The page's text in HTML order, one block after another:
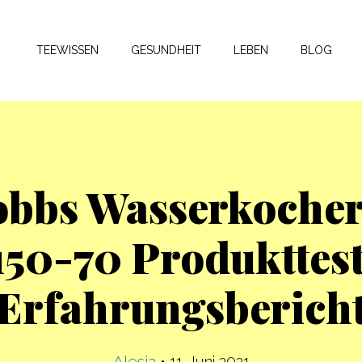
TEEWISSEN GESUNDHEIT LEBEN BLOG
70